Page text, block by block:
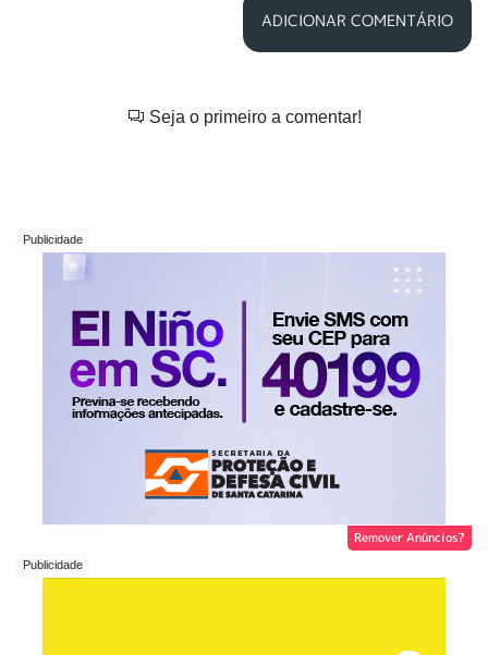
ADICIONAR COMENTÁRIO
Seja o primeiro a comentar!
Remover Anúncios?